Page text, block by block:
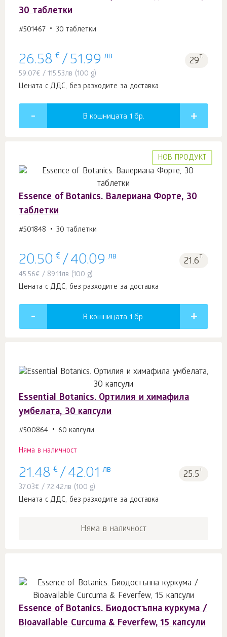
30 таблетки
#501467 30 таблетки
26.58 € / 51.99 лв 29т.
59.07€ /115.53лв (100 g)
Цената с ДДС, без разходите за доставка
В кошницата 1 бр.
НОВ ПРОДУКТ
Essence of Botanics. Валериана Форте, 30
таблетки
#501848 30 таблетки
20.50 € /40.09 лв 21.6т.
45.56€ / 89.11лв (100 g)
Цената с ДДС, без разходите за доставка
В кошницата 1 бр.
Essential Botanics. Ортилия и химафила
умбелата, 30 капсули
#500864 60 капсули
Няма в наличност
21.48 € /42.01 лв 25.5т.
37.03€ / 72.42лв (100 g)
Цената с ДДС, без разходите за доставка
Няма в наличност
Essence of Botanics. Биодостъпна куркума /
Bioavailable Curcuma & Feverfew, 15 капсули